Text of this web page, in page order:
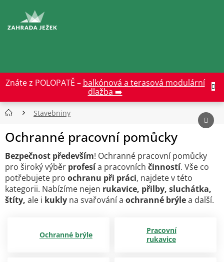
obsah
Znáte z POLOPATĚ – balkónová a terasová modulární
dlažba ➡️
Stavebniny
Ochranné pracovní pomůcky
Bezpečnost především! Ochranné pracovní pomůcky
pro široký výběr profesía pracovních činností. Vše co
potřebujete pro ochranu při práci, najdete v této
kategorii. Nabízíme nejen rukavice, přilby, sluchátka,
štíty, ale i kukly na svařování a ochranné brýlea další.
Ochranné brýle
Pracovní
rukavice